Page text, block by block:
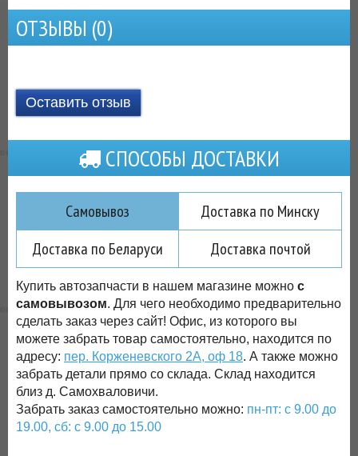
ОТЗЫВЫ (0)
Оставить отзыв
СПОСОБЫ ДОСТАВКИ
Самовывоз
Доставка по Минску
Доставка по Беларуси
Доставка почтой
Купить автозапчасти в нашем магазине можно с
самовывозом. Для чего необходимо предварительно
сделать заказ через сайт! Офис, из которого вы
можете забрать товар самостоятельно, находится по
адресу: пер. Корженевского 2А, оф 18. А также можно
забрать детали прямо со склада. Склад находится
близ д. Самохваловичи.
Забрать заказ самостоятельно можно: пн-пт: с 9.00 до
19.00, сб: с 9.00 до 15.00